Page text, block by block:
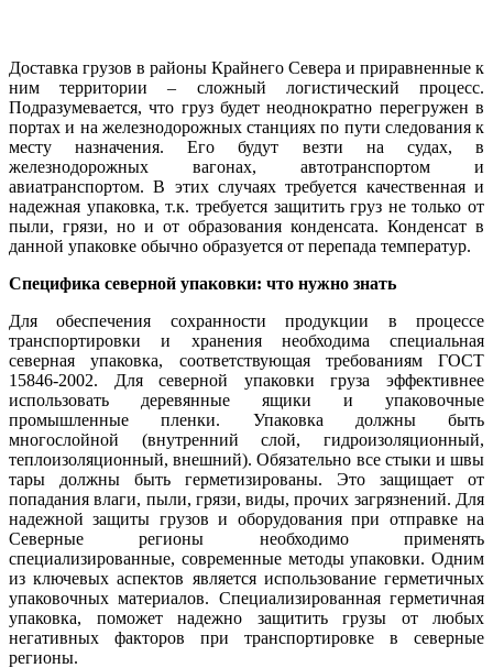
Доставка грузов в районы Крайнего Севера и приравненные к
ним территории – сложный логистический процесс.
Подразумевается, что груз будет неоднократно перегружен в
портах и на железнодорожных станциях по пути следования к
месту назначения. Его будут везти на судах, в
железнодорожных вагонах, автотранспортом и
авиатранспортом. В этих случаях требуется качественная и
надежная упаковка, т.к. требуется защитить груз не только от
пыли, грязи, но и от образования конденсата. Конденсат в
данной упаковке обычно образуется от перепада температур.
Специфика северной упаковки: что нужно знать
Для обеспечения сохранности продукции в процессе
транспортировки и хранения необходима специальная
северная упаковка, соответствующая требованиям ГОСТ
15846-2002. Для северной упаковки груза эффективнее
использовать деревянные ящики и упаковочные
промышленные пленки. Упаковка должны быть
многослойной (внутренний слой, гидроизоляционный,
теплоизоляционный, внешний). Обязательно все стыки и швы
тары должны быть герметизированы. Это защищает от
попадания влаги, пыли, грязи, виды, прочих загрязнений. Для
надежной защиты грузов и оборудования при отправке на
Северные регионы необходимо применять
специализированные, современные методы упаковки. Одним
из ключевых аспектов является использование герметичных
упаковочных материалов. Специализированная герметичная
упаковка, поможет надежно защитить грузы от любых
негативных факторов при транспортировке в северные
регионы.